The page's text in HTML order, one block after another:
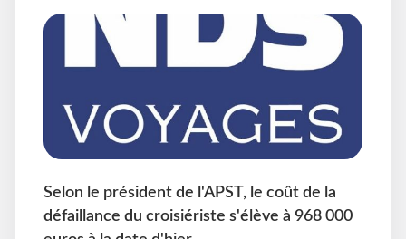
Selon le président de l'APST, le coût de la
défaillance du croisiériste s'élève à 968 000